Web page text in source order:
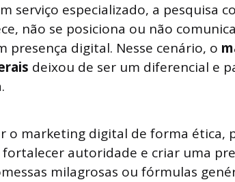
serviço especializado, a pesquisa
não se posiciona ou não
presença digital. Nesse cenário, o
deixou de ser um diferencial e
o marketing digital de forma ética,
autoridade e criar uma
milagrosas ou fórmulas